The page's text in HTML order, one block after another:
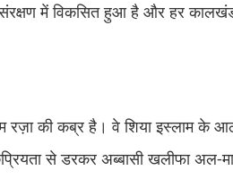
में विकसित हुआ है और हर कालखंड
की कब्र है। वे शिया इस्लाम के
से डरकर अब्बासी खलीफा अल-